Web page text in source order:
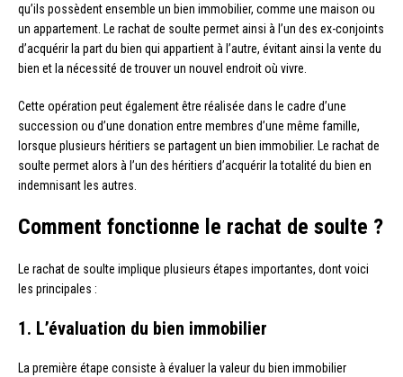
qu’ils possèdent ensemble un bien immobilier, comme une maison ou
un appartement. Le rachat de soulte permet ainsi à l’un des ex-conjoints
d’acquérir la part du bien qui appartient à l’autre, évitant ainsi la vente du
bien et la nécessité de trouver un nouvel endroit où vivre.
Cette opération peut également être réalisée dans le cadre d’une
succession ou d’une donation entre membres d’une même famille,
lorsque plusieurs héritiers se partagent un bien immobilier. Le rachat de
soulte permet alors à l’un des héritiers d’acquérir la totalité du bien en
indemnisant les autres.
Comment fonctionne le rachat de soulte ?
Le rachat de soulte implique plusieurs étapes importantes, dont voici
les principales :
1. L’évaluation du bien immobilier
La première étape consiste à évaluer la valeur du bien immobilier